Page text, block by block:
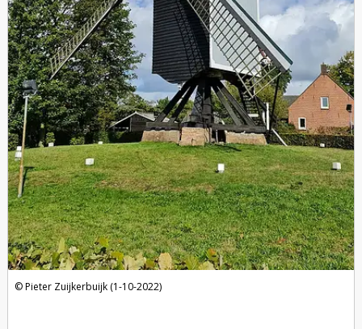
Pieter Zuijkerbuijk (1-10-2022)